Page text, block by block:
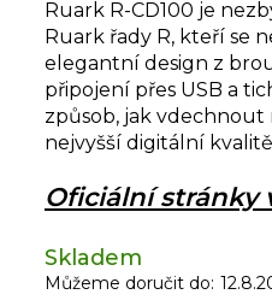
Skladem
Můžeme doručit do:
Ruark R-CD100 je
Ruark řady R, kteří se
elegantní design z
připojení přes USB a
způsob, jak
nejvyšší digitální
Oficiální stránky